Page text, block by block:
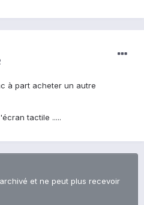
à part acheter un autre
tactile .....
et ne peut plus recevoir